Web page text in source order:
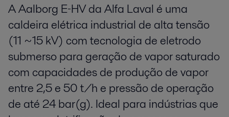
A Aalborg E‑HV da Alfa Laval é uma
caldeira elétrica industrial de alta tensão
(11 ~15 kV) com tecnologia de eletrodo
submerso para geração de vapor saturado
com capacidades de produção de vapor
entre 2,5 e 50 t/h e pressão de operação
de até 24 bar(g). Ideal para indústrias que